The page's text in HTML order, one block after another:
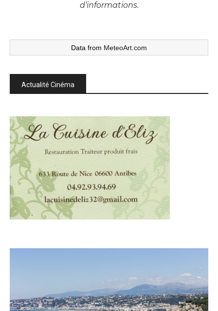
d’informations.
Data from MeteoArt.com
Actualité Cinéma